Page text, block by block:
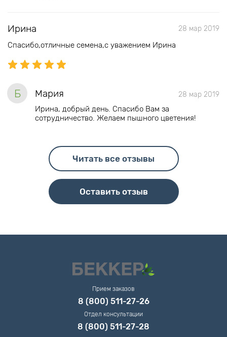
Ирина 28 мар 2019
Спасибо,отличные семена,с уважением Ирина
Б Мария 28 мар 2019
Ирина, добрый день. Спасибо Вам за
сотрудничество. Желаем пышного цветения!
Читать все отзывы
Оставить отзыв
Прием заказов
8 (800) 511-27-26
Отдел консультации
8 (800) 511-27-28